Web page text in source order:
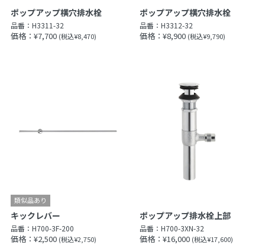
ポップアップ横穴排水栓
品番： H3311-32
価格：¥7,700 (税込¥8,470)
ポップアップ横穴排水栓
品番：H3312-32
価格：¥8,900 (税込¥9,790)
キックレバー
品番： H700-3F-200
価格：¥2,500 (税込¥2,750)
ポップアップ排水栓上部
品番：H700-3XN-32
価格：¥16,000 (税込¥17,600)